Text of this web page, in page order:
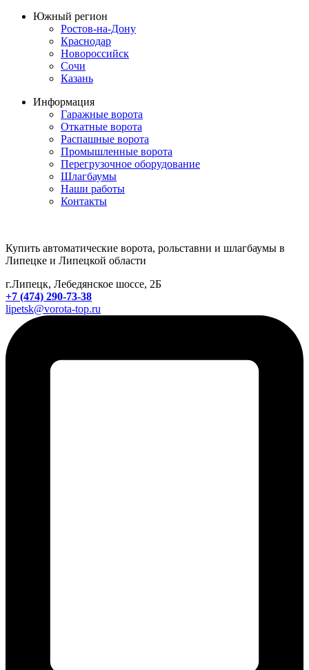
Южный регион
Ростов-на-Дону
Краснодар
Новороссийск
Сочи
Казань
Информация
Гаражные ворота
Откатные ворота
Распашные ворота
Промышленные ворота
Перегрузочное оборудование
Шлагбаумы
Наши работы
Контакты
Купить автоматические ворота, рольставни и шлагбаумы в
Липецке и Липецкой области
г.Липецк, Лебедянское шоссе, 2Б
+7 (474) 290-73-38
lipetsk@vorota-top.ru